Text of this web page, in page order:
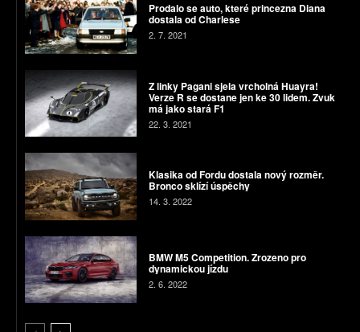
Prodalo se auto, které princezna Diana
dostala od Charlese
2. 7. 2021
Z linky Pagani sjela vrcholná Huayra!
Verze R se dostane jen ke 30 lidem. Zvuk
má jako stará F1
22. 3. 2021
Klasika od Fordu dostala nový rozměr.
Bronco sklízí úspěchy
14. 3. 2022
BMW M5 Competition. Zrozeno pro
dynamickou jízdu
2. 6. 2022